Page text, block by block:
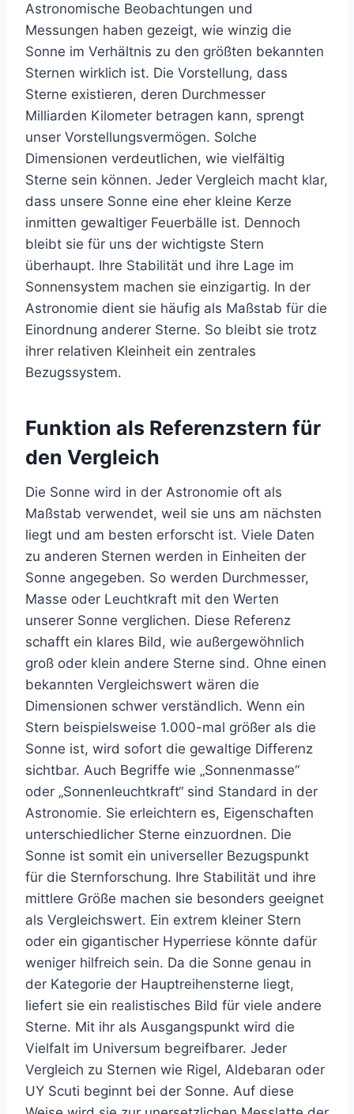
Astronomische Beobachtungen und
Messungen haben gezeigt, wie winzig die
Sonne im Verhältnis zu den größten bekannten
Sternen wirklich ist. Die Vorstellung, dass
Sterne existieren, deren Durchmesser
Milliarden Kilometer betragen kann, sprengt
unser Vorstellungsvermögen. Solche
Dimensionen verdeutlichen, wie vielfältig
Sterne sein können. Jeder Vergleich macht klar,
dass unsere Sonne eine eher kleine Kerze
inmitten gewaltiger Feuerbälle ist. Dennoch
bleibt sie für uns der wichtigste Stern
überhaupt. Ihre Stabilität und ihre Lage im
Sonnensystem machen sie einzigartig. In der
Astronomie dient sie häufig als Maßstab für die
Einordnung anderer Sterne. So bleibt sie trotz
ihrer relativen Kleinheit ein zentrales
Bezugssystem.
Funktion als Referenzstern für
den Vergleich
Die Sonne wird in der Astronomie oft als
Maßstab verwendet, weil sie uns am nächsten
liegt und am besten erforscht ist. Viele Daten
zu anderen Sternen werden in Einheiten der
Sonne angegeben. So werden Durchmesser,
Masse oder Leuchtkraft mit den Werten
unserer Sonne verglichen. Diese Referenz
schafft ein klares Bild, wie außergewöhnlich
groß oder klein andere Sterne sind. Ohne einen
bekannten Vergleichswert wären die
Dimensionen schwer verständlich. Wenn ein
Stern beispielsweise 1.000-mal größer als die
Sonne ist, wird sofort die gewaltige Differenz
sichtbar. Auch Begriffe wie „Sonnenmasse“
oder „Sonnenleuchtkraft“ sind Standard in der
Astronomie. Sie erleichtern es, Eigenschaften
unterschiedlicher Sterne einzuordnen. Die
Sonne ist somit ein universeller Bezugspunkt
für die Sternforschung. Ihre Stabilität und ihre
mittlere Größe machen sie besonders geeignet
als Vergleichswert. Ein extrem kleiner Stern
oder ein gigantischer Hyperriese könnte dafür
weniger hilfreich sein. Da die Sonne genau in
der Kategorie der Hauptreihensterne liegt,
liefert sie ein realistisches Bild für viele andere
Sterne. Mit ihr als Ausgangspunkt wird die
Vielfalt im Universum begreifbarer. Jeder
Vergleich zu Sternen wie Rigel, Aldebaran oder
UY Scuti beginnt bei der Sonne. Auf diese